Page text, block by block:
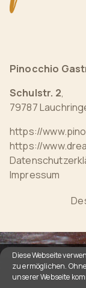
Pinocchio
Schulstr. 2,
79787
https://
https://
Impressum
Diese Webseite
zu ermöglichen.
unserer Webseite